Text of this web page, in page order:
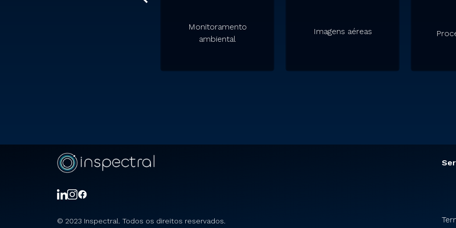
Monitoramento
ambiental
Imagens aéreas
© 2023 Inspectral. Todos os direitos reservados.